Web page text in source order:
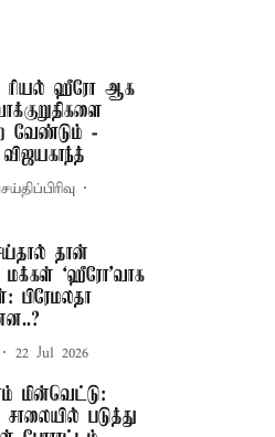
ரியல் ஹீரோ ஆக
வேண்டும் -
விஜயகாந்த்
தான்
‘ஹீரோ’வாக
பிரேமலதா
22 Jul 2026
மின்வெட்டு:
சாலையில் படுத்து